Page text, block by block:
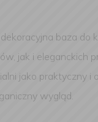
baza do
jak i eleganckich
jako praktyczny i
wygląd.